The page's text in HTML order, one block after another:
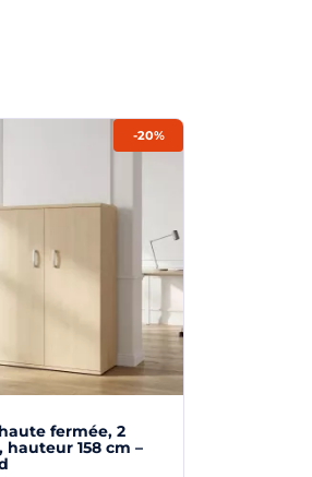
fermée, 2
hauteur 158 cm –
-20%